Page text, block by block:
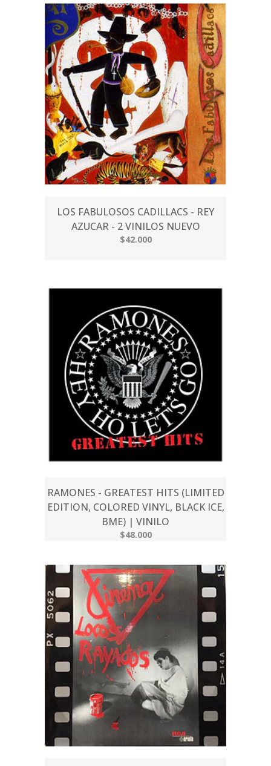
LOS FABULOSOS CADILLACS - REY
AZUCAR - 2 VINILOS NUEVO
$42.000
RAMONES - GREATEST HITS (LIMITED
EDITION, COLORED VINYL, BLACK ICE,
BME) | VINILO
$48.000